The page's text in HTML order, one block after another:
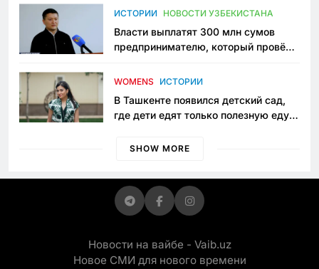
пространство
ИСТОРИИ НОВОСТИ УЗБЕКИСТАНА
Власти выплатят 300 млн сумов
предпринимателю, который провёл
приговору
WOMENS ИСТОРИИ
В Ташкенте появился детский сад,
где дети едят только полезную еду.
просить «кашу без сахара»
SHOW MORE
Новости на вайбе - Vaib.uz
Новое СМИ для нового времени